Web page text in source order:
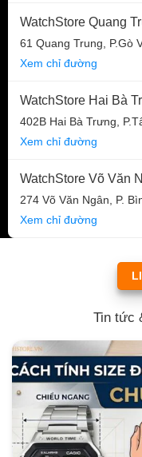
WatchStore Quang
61 Quang Trung, P.Gò
Xem chỉ đường
WatchStore Hai Bà
402B Hai Bà Trưng,
Xem chỉ đường
WatchStore Võ Văn
274 Võ Văn Ngân, P.
Xem chỉ đường
Tin tức